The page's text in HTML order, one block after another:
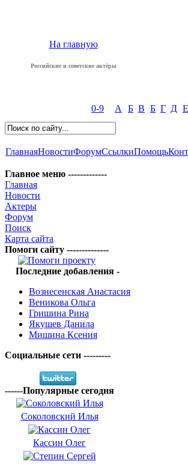
На главную
Российские и советские актёры
0-9 А Б В Б Г Д Е
ГлавнаяНовостиФорумСсылкиПомощь
Главное меню -------------
Главная
Новости
Актеры
Форум
Поиск
Карта сайта
Помоги сайту --------------
Последние добавления -
Вознесенская Анастасия
Веникова Ольга
Гришина Рина
Якушев Данила
Мишина Ксения
Социальные сети ---------
------Популярные сегодня
Соколовский Илья
Кассин Олег